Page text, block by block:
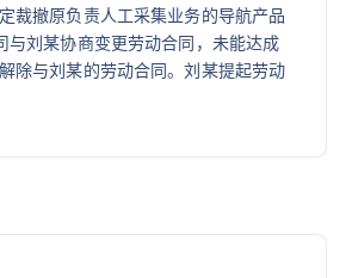
裁撤原负责人工采集业务的导航产品
与刘某协商变更劳动合同，未能达成
除与刘某的劳动合同。刘某提起劳动